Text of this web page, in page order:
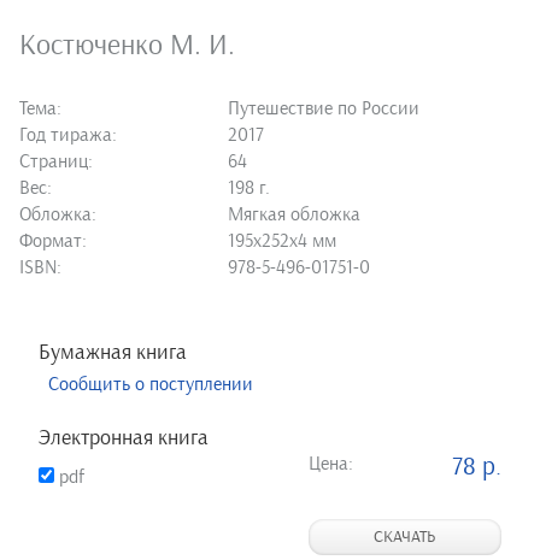
Костюченко М. И.
Тема:
Путешествие по России
Год тиража:
2017
Страниц:
64
Вес:
198 г.
Обложка:
Мягкая обложка
Формат:
195х252х4 мм
ISBN:
978-5-496-01751-0
Бумажная книга
Сообщить о поступлении
Электронная книга
pdf
Цена: 78 р.
СКАЧАТЬ